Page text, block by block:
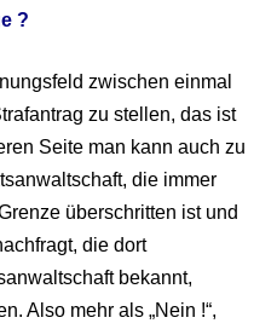
?
zwischen einmal
zu stellen, das ist
Seite man kann auch zu
die immer
überschritten ist und
die dort
bekannt,
Also mehr als „Nein !“,